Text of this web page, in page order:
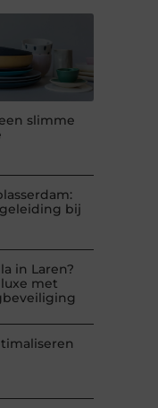
slimme
bij
in Laren?
met